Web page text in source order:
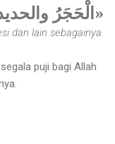
«الْحَجَرُ
dan lain sebagainya.
puji bagi Allah